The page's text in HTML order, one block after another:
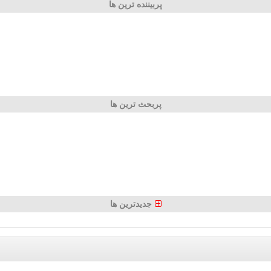
پربیننده ترین ها
پربحث ترین ها
جدیدترین ها